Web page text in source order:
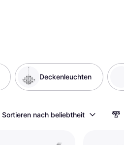
Deckenleuchten
Sortieren nach beliebtheit